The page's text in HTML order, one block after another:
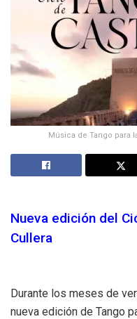
Música de Tango para
Nueva edición del
Cullera
Durante los meses de
nueva edición de Tango